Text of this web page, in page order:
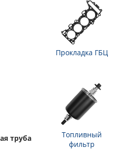
труба
Прокладка ГБЦ
Топливный
фильтр